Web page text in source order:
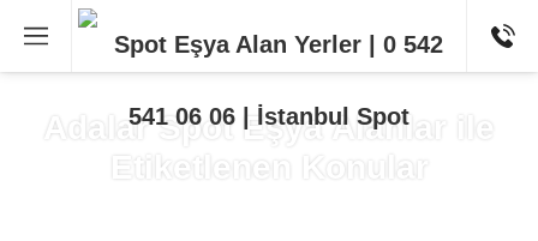
Adalar Spot Eşya Alanlar ile
Etiketlenen Konular